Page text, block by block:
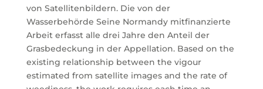
von Satellitenbildern. Die von der
Wasserbehörde Seine Normandy mitfinanzierte
Arbeit erfasst alle drei Jahre den Anteil der
Grasbedeckung in der Appellation. Based on the
existing relationship between the vigour
estimated from satellite images and the rate of